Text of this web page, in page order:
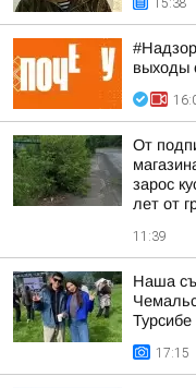
15:38
выходы
От
зарос
лет от
11:39
Наша
Турсибе
17:15